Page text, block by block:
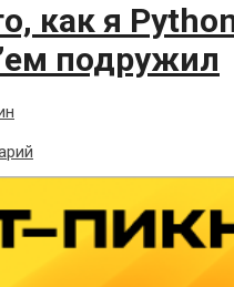
как я
подружил